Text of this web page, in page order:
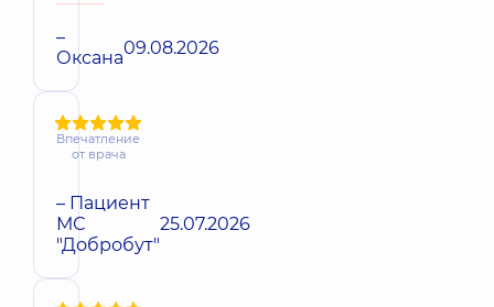
–
Оксана09.08.2026
Впечатление
от врача
– Пациент
МС
"Добробут"
25.07.2026